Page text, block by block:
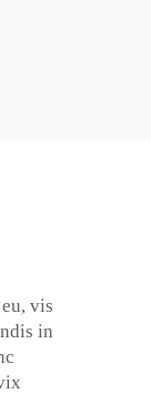
vis
in